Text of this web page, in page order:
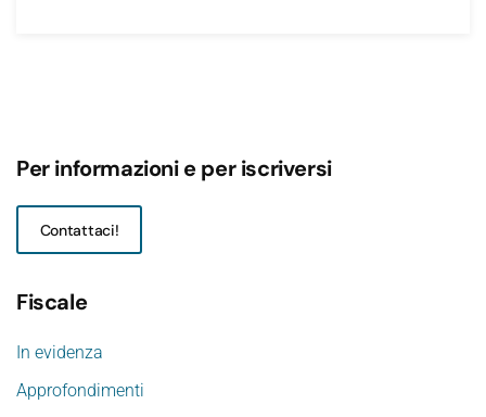
Per informazioni e per iscriversi
Contattaci!
Fiscale
In evidenza
Approfondimenti